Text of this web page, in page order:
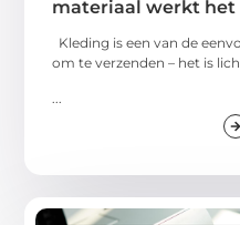
materiaal werkt het
Kleding is een van de
om te verzenden – het is
...